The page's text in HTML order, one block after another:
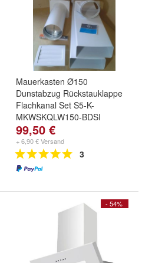
Mauerkasten Ø150
Dunstabzug Rückstauklappe
Flachkanal Set S5-K-
MKWSKQLW150-BDSI
99,50 €
+ 6,90 € Versand
3
- 54%